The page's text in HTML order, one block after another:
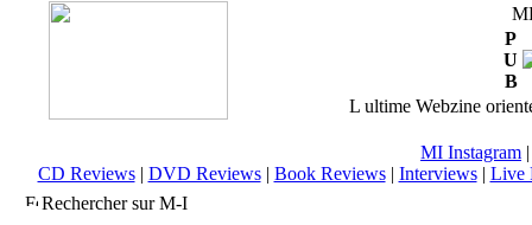
P
U
B
L ultime Webzine
MI Instagram
CD Reviews| DVD Reviews| Book Reviews| Interviews| Live
Rechercher sur M-I